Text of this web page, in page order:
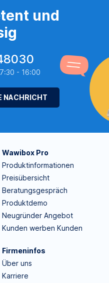
und
- 16:00
NACHRICHT
Wawibox Pro
Produktinformationen
Preisübersicht
Beratungsgespräch
Produktdemo
Neugründer Angebot
Kunden werben Kunden
Firmeninfos
Über uns
Karriere